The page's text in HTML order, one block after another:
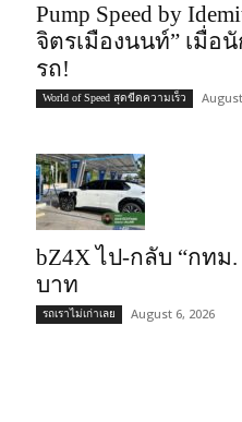
Pump Speed by
จิตรเมืองนนท์” เมื่อ
รถ!
World of Speed สุดขีดความเร็ว
bZ4X ไป-กลับ “กทม.
บาท
รถเราไม่เก่าเลย August 6, 2026